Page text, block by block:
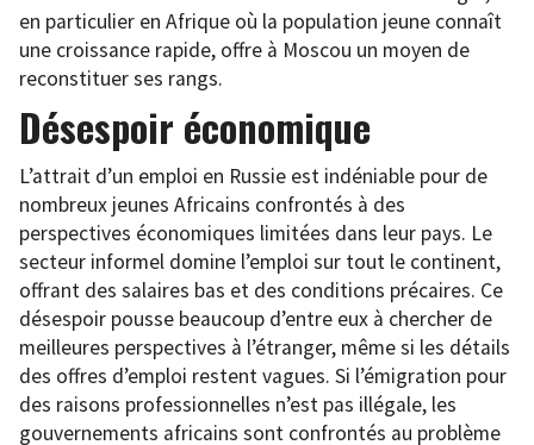
en particulier en Afrique où la population jeune connaît
une croissance rapide, offre à Moscou un moyen de
reconstituer ses rangs.
Désespoir économique
L’attrait d’un emploi en Russie est indéniable pour de
nombreux jeunes Africains confrontés à des
perspectives économiques limitées dans leur pays. Le
secteur informel domine l’emploi sur tout le continent,
offrant des salaires bas et des conditions précaires. Ce
désespoir pousse beaucoup d’entre eux à chercher de
meilleures perspectives à l’étranger, même si les détails
des offres d’emploi restent vagues. Si l’émigration pour
des raisons professionnelles n’est pas illégale, les
gouvernements africains sont confrontés au problème